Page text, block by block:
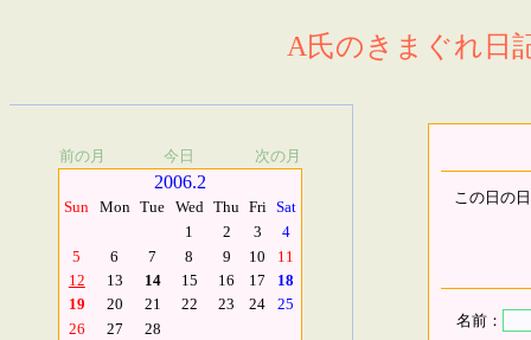
A氏のきまぐれ日
前の月 今日 次の月
2006.2
Sun Mon Tue Wed Thu Fri Sat
1
2 3
4
5
6 7 8 9 10
11
12
13 14 15 16 17
18
19
20 21 22 23 24
25
26
27 28
この日の
名前：